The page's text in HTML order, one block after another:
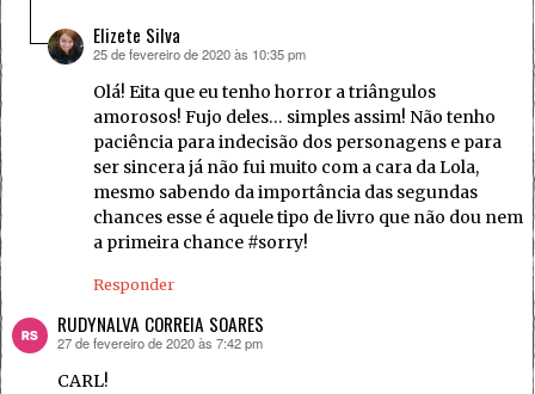
Elizete Silva
disse:
25 de fevereiro de 2020 às 10:35 pm
Olá! Eita que eu tenho horror a triângulos
amorosos! Fujo deles… simples assim! Não tenho
paciência para indecisão dos personagens e para
ser sincera já não fui muito com a cara da Lola,
mesmo sabendo da importância das segundas
chances esse é aquele tipo de livro que não dou nem
a primeira chance #sorry!
Responder
RUDYNALVA CORREIA SOARES
disse:
27 de fevereiro de 2020 às 7:42 pm
CARL!